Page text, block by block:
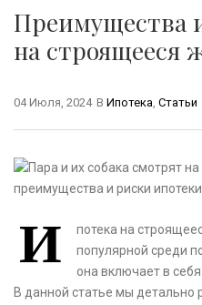
Преимущества
на строящееся
В Ипотека, Статьи
04 Июля, 2024
И
потека на
популярной среди
она включает в
В данной статье мы детально